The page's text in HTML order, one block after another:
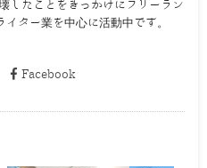
したことをきっかけにフリーラン
ター業を中心に活動中です。
Facebook